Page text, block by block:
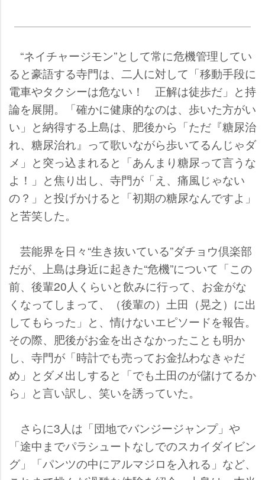
“ネイチャージモン”として常に危機管理してい
ると豪語する寺門は、二人に対して「移動手段に
電車やタクシーは危ない！ 正解は徒歩だ」と持
論を展開。「確かに健康的なのは、歩いた方がい
い」と納得する上島は、肥後から「ただ『糖尿治
れ、糖尿治れ』って歌いながら歩いてるんじゃダ
メ」と突っ込まれると「あんまり糖尿って言うな
よ！」と焦り出し、寺門が「え、痛風じゃない
の？」と投げかけると「初期の糖尿なんですよ」
と苦笑した。
芸能界を日々“生き抜いている”ダチョウ倶楽部
だが、上島は身近に起きた“危機”について「この
前、後輩20人くらいと飲みに行って、お金がな
くなってしまって、（後輩の）土田（晃之）に出
してもらった」と、情けないエピソードを報告。
その際、肥後がお金を出さなかったことも明か
し、寺門が「時計でも売ってお金払わなきゃだ
め」とダメ出しすると「でも土田のが儲けてるか
ら」と言い訳し、笑いを誘っていた。
さらに3人は「団地でバンジージャンプ」
「途中までパラシュートなしでのスカイダイビン
グ」「パンツの中にアルマジロを入れる」など、